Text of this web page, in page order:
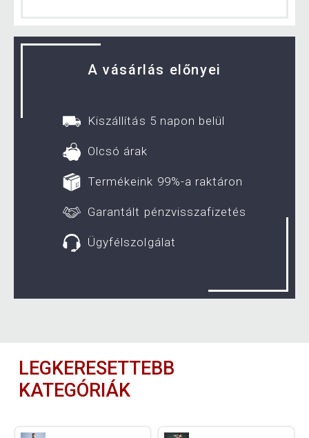
A vásárlás előnyei
Kiszállítás 5 napon belül
Olcsó árak
Termékeink 99%-a raktáron
Garantált pénzvisszafizetés
Ügyfélszolgálat
LEGKERESETTEBB
KATEGÓRIÁK